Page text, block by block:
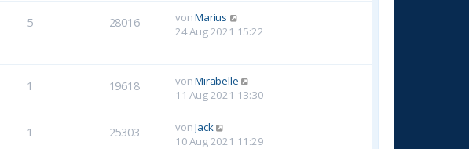
5 28016 vonMarius
24 Aug 2021 15:22
1 19618 vonMirabelle
11 Aug 2021 13:30
1 25303 vonJack
10 Aug 2021 11:29